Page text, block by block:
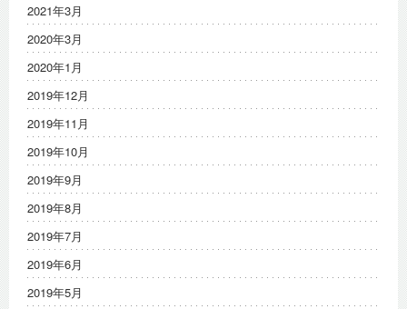
2021年3月
2020年3月
2020年1月
2019年12月
2019年11月
2019年10月
2019年9月
2019年8月
2019年7月
2019年6月
2019年5月